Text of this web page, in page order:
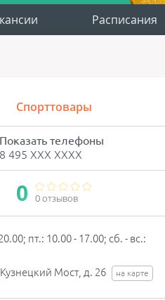
Расписания
Спорттовары
Показать телефоны
8 495 XXX XXXX
0 0 отзывов
пт.: 10.00 - 17.00; сб. - вс.:
Мост, д. 26
на карте